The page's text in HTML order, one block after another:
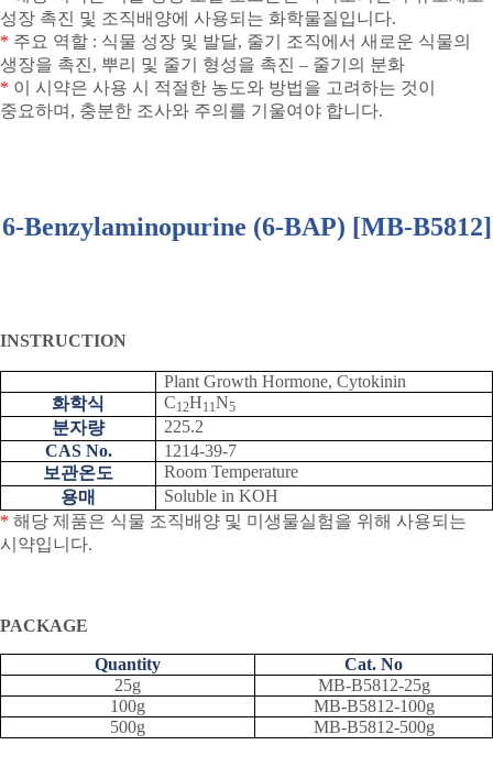
성장 촉진 및 조직배양에 사용되는 화학물질입니다.
* 주요 역할 : 식물 성장 및 발달, 줄기 조직에서 새로운 식물의
생장을 촉진 , 뿌리 및 줄기 형성을 촉진 – 줄기의 분화
* 이 시약은 사용 시 적절한 농도와 방법을 고려하는 것이
중요하며 , 충분한 조사와 주의를 기울여야 합니다.
6-Benzylaminopurine (6-BAP) [MB-B5812]
INSTRUCTION
Plant Growth Hormone, Cytokinin
화학식
C12H11N5
분자량
225.2
CAS No.
1214-39-7
보관온도
Room Temperature
용매
Soluble in KOH
* 해당 제품은 식물 조직배양 및 미생물실험을 위해 사용되는
시약입니다.
PACKAGE
Quantity
Cat. No
25g
MB-B5812-25g
100g
MB-B5812-100g
500g
MB-B5812-500g